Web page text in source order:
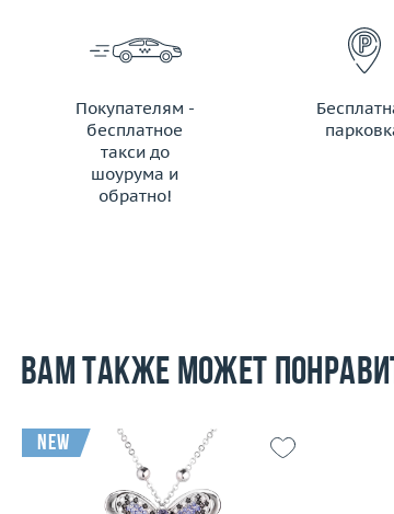
Покупателям -
бесплатное
такси до
шоурума и
обратно!
ЗАКАЗАТЬ ТАКСИ
Вам также может
new